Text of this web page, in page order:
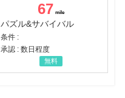
67
パズル&サバイバル
条件 :
承認 : 数日程度
無料